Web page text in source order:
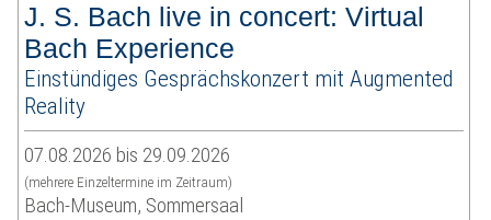
J. S. Bach live in concert: Virtual
Bach Experience
Einstündiges Gesprächskonzert mit Augmented
Reality
07.08.2026 bis 29.09.2026
(mehrere Einzeltermine im Zeitraum)
Bach-Museum, Sommersaal